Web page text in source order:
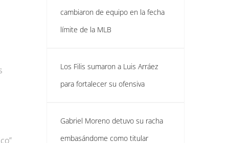
cambiaron de equipo en la fecha
límite de la MLB
Los Filis sumaron a Luis Arráez
para fortalecer su ofensiva
Gabriel Moreno detuvo su racha
embasándome como titular